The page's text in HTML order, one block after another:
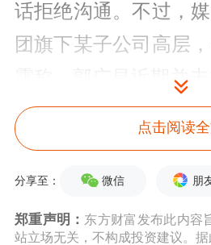
话拒绝沟通。不过，
团旗下某子公司高层
露称，郭广昌近期并未
但到了晚上，这件事
长郭广昌确已失联。
认，48岁的上海复星
点击阅读
分享至： 微信 朋
郑重声明： 东方财富发布此内容
站立场无关，不构成投资建议。据